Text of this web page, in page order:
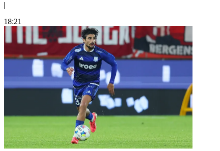
|
18:21